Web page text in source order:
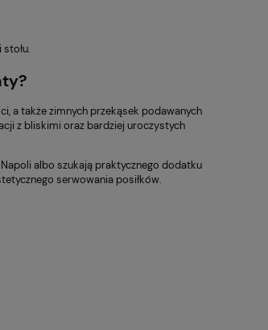
Żeliwny Owalny
30cm 4L morski
255,00 zł
Najniższa cena:
a także zimnych przekąsek podawanych
z bliskimi oraz bardziej uroczystych
albo szukają praktycznego dodatku
serwowania posiłków.